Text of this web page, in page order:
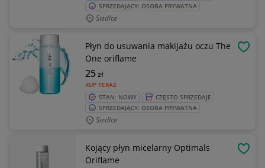
SPRZEDAJĄCY: OSOBA PRYWATNA
Siedlce
Płyn do usuwania makijażu oczu The
One oriflame
KUP TERAZ
25zł
STAN: NOWY
CZĘSTO SPRZEDAJE
SPRZEDAJĄCY: OSOBA PRYWATNA
Siedlce
Kojący płyn micelarny Optimals
Oriflame